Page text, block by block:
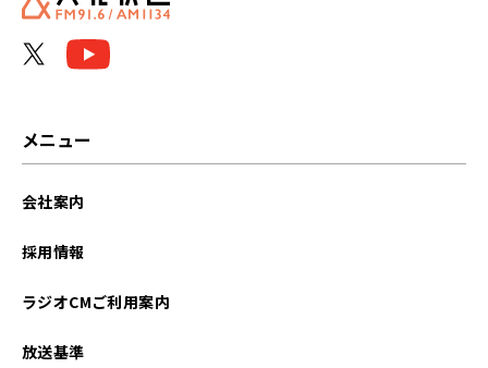
メニュー
会社案内
採用情報
ラジオCMご利用案内
放送基準